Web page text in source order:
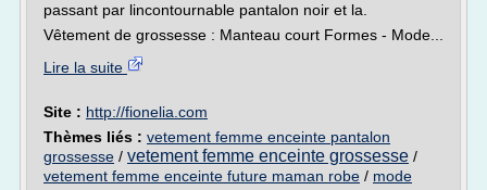
passant par lincontournable pantalon noir et la.
Vêtement de grossesse : Manteau court Formes - Mode...
Lire la suite
Site : http://fionelia.com
Thèmes liés : vetement femme enceinte pantalon
grossesse / vetement femme enceinte grossesse /
vetement femme enceinte future maman robe / mode